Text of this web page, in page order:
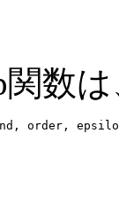
関数
order,